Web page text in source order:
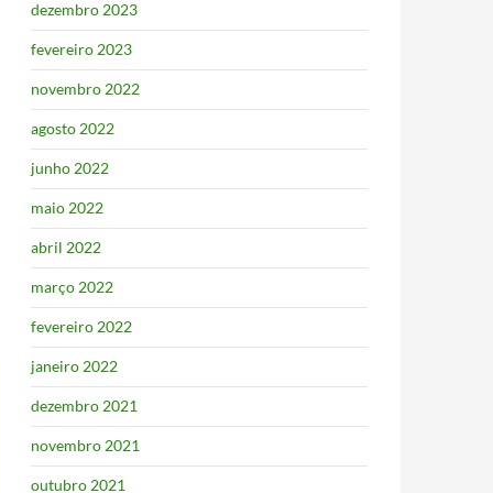
dezembro 2023
fevereiro 2023
novembro 2022
agosto 2022
junho 2022
maio 2022
abril 2022
março 2022
fevereiro 2022
janeiro 2022
dezembro 2021
novembro 2021
outubro 2021